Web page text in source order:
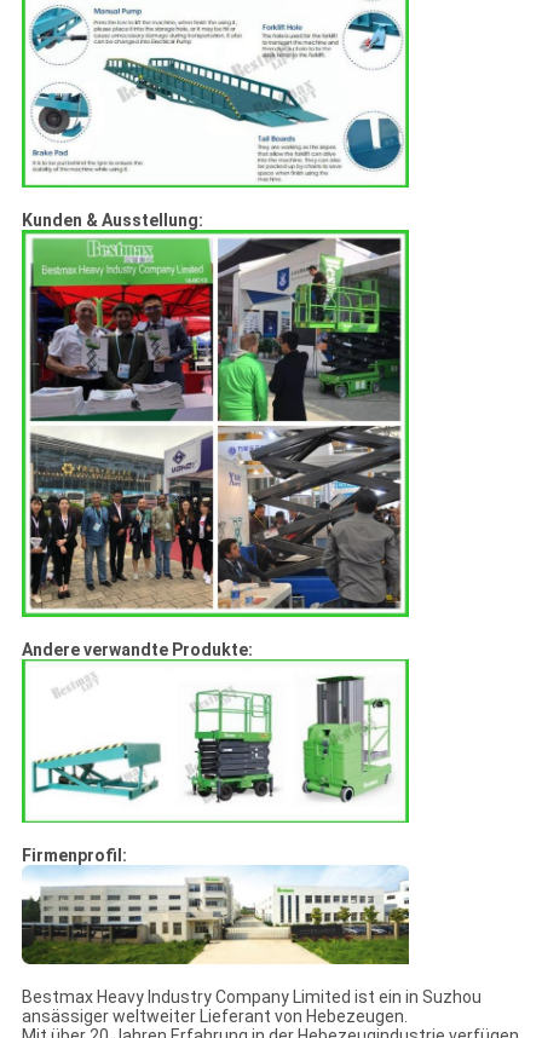
Kunden & Ausstellung:
Andere verwandte Produkte:
Firmenprofil:
Bestmax Heavy Industry Company Limited ist ein in Suzhou
ansässiger weltweiter Lieferant von Hebezeugen.